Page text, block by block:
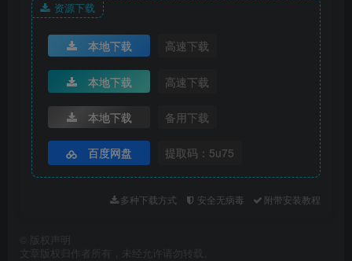
资源下载
本地下载 高速下载
本地下载 高速下载
本地下载 备用下载
百度网盘 提取码：5u75
多种下载方式 安全无病毒 附带安装教程
版权声明
文章版权归作者所有，未经允许请勿转载。